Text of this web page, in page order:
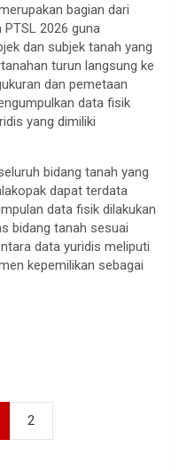
bagian dari
2026 guna
dan subjek tanah yang
turun langsung ke
dan pemetaan
data fisik
yang dimiliki
bidang tanah yang
dapat terdata
data fisik dilakukan
bidang tanah sesuai
data yuridis meliputi
kepemilikan sebagai
2